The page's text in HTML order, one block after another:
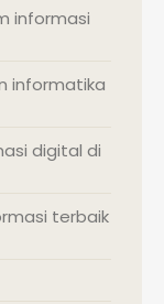
informasi
informatika
digital di
terbaik